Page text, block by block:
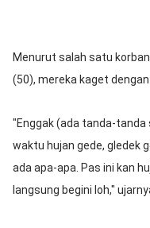
Menurut salah satu
(50), mereka kaget
"Enggak (ada tanda-tanda
waktu hujan gede, gledek
ada apa-apa. Pas ini kan
langsung begini loh,"